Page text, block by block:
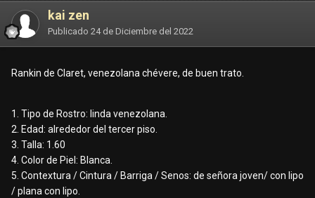
kai zen
Publicado 24 de Diciembre del 2022
Rankin de Claret, venezolana chévere, de buen trato.
1. Tipo de Rostro: linda venezolana.
2. Edad: alrededor del tercer piso.
3. Talla: 1.60
4. Color de Piel: Blanca.
5. Contextura / Cintura/ Barriga / Senos: de señora joven/ con lipo
/ plana con lipo.